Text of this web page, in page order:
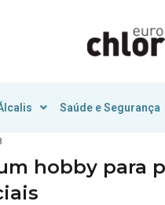
Saúde e Segurança
hobby para